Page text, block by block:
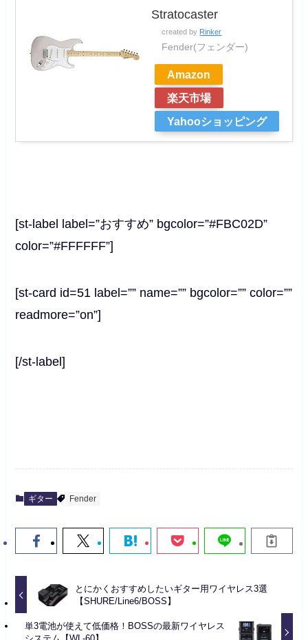
Stratocaster
created by Rinker
Fender(フェンダー)
Amazon
楽天市場
Yahooショッピング
[st-label label=”おすすめ” bgcolor=”#FBC02D”
color=”#FFFFFF”]
[st-card id=51 label=”” name=”” bgcolor=”” color=””
readmore=”on”]
[/st-label]
ギター Fender
とにかくおすすめしたいギター用ワイヤレス3選
【SHURE/Line6/BOSS】
単3電池が使えて低価格！BOSSの最新ワイヤレス